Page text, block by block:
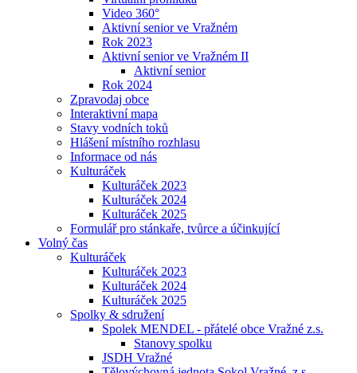
Video 360°
Aktivní senior ve Vražném
Rok 2023
Aktivní senior ve Vražném II
Aktivní senior
Rok 2024
Zpravodaj obce
Interaktivní mapa
Stavy vodních toků
Hlášení místního rozhlasu
Informace od nás
Kulturáček
Kulturáček 2023
Kulturáček 2024
Kulturáček 2025
Formulář pro stánkaře, tvůrce a účinkující
Volný čas
Kulturáček
Kulturáček 2023
Kulturáček 2024
Kulturáček 2025
Spolky & sdružení
Spolek MENDEL - přátelé obce Vražné z.s.
Stanovy spolku
JSDH Vražné